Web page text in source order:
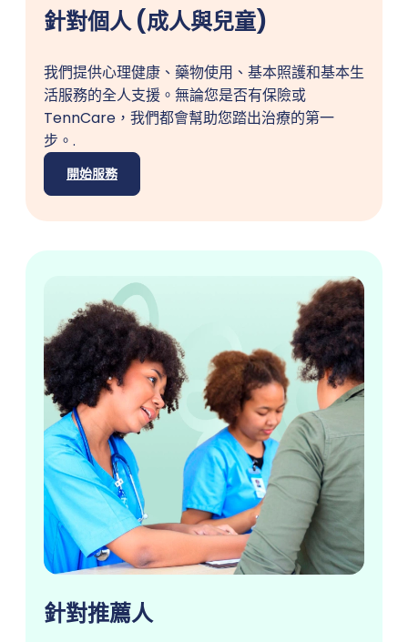
針對個人 (成人與兒童)
我們提供心理健康、藥物使用、基本照護和基本生
活服務的全人支援。無論您是否有保險或
TennCare，我們都會幫助您踏出治療的第一
步。.
開始服務
針對推薦人